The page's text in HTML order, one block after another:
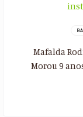
Mafalda
Morou 9